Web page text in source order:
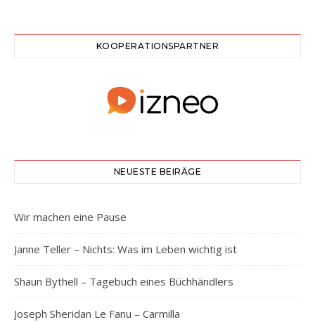
KOOPERATIONSPARTNER
NEUESTE BEIRÄGE
Wir machen eine Pause
Janne Teller – Nichts: Was im Leben wichtig ist
Shaun Bythell – Tagebuch eines Büchhändlers
Joseph Sheridan Le Fanu – Carmilla